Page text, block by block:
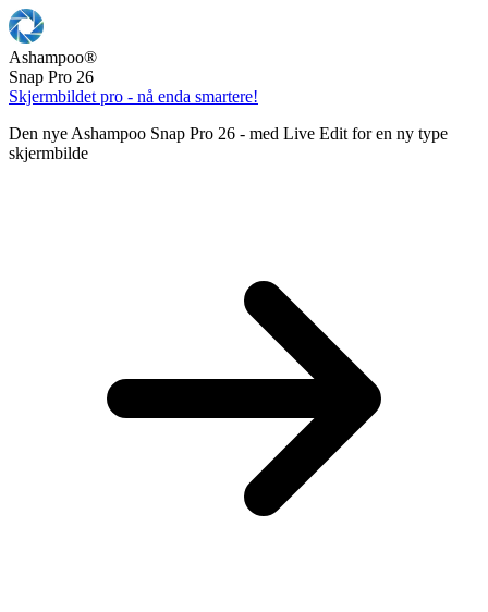
Ashampoo®
Snap Pro 26
Skjermbildet pro - nå enda smartere!
Den nye Ashampoo Snap Pro 26 - med Live Edit for en ny type
skjermbilde